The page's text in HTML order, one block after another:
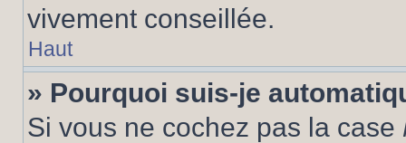
vivement conseillée.
Haut
» Pourquoi suis-je
Si vous ne cochez pas la case